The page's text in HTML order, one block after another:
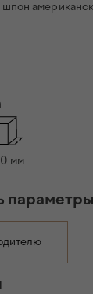
мм